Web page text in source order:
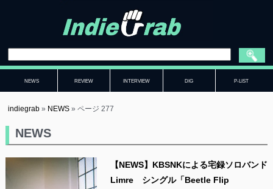
NEWS REVIEW INTERVIEW DIG P-LIST
indiegrab » NEWS »ページ 277
NEWS
【NEWS】KBSNKによる宅録ソロバンド
Limre シングル「Beetle Flip